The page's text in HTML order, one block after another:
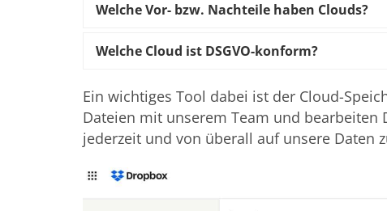
Welche Vor- bzw. Nachteile haben Clouds?
Welche Cloud ist DSGVO-konform?
Ein wichtiges Tool dabei ist der Cloud-
Dateien mit unserem Team und
jederzeit und von überall auf unsere Daten